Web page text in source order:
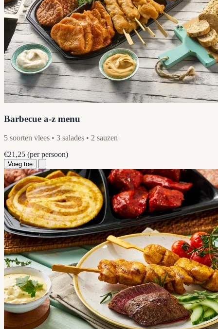
Barbecue a-z menu
5 soorten vlees • 3 salades • 2 sauzen
€21,25 (per persoon)
Voeg toe